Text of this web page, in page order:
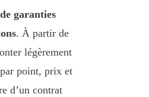
garanties
. À partir de
légèrement
point, prix et
d’un contrat